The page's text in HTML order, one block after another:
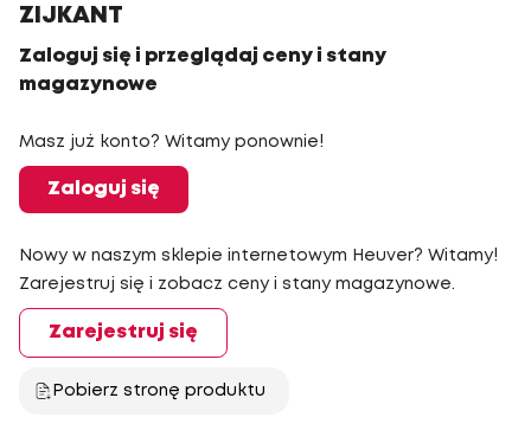
ZIJKANT
Zaloguj się i przeglądaj ceny i stany
magazynowe
Masz już konto? Witamy ponownie!
Zaloguj się
Nowy w naszym sklepie internetowym Heuver? Witamy!
Zarejestruj się i zobacz ceny i stany magazynowe.
Zarejestruj się
Pobierz stronę produktu